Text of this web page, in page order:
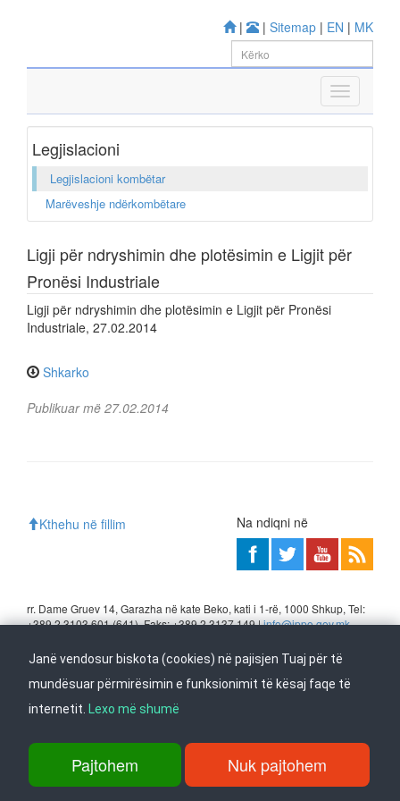
| | Sitemap | EN | MK
Legjislacioni
Legjislacioni kombëtar
Marëveshje ndërkombëtare
Ligji për ndryshimin dhe plotësimin e Ligjit për
Pronësi Industriale
Ligji për ndryshimin dhe plotësimin e Ligjit për Pronësi
Industriale, 27.02.2014
Shkarko
Publikuar më 27.02.2014
Kthehu në fillim Na ndiqni në
rr. Dame Gruev 14, Garazha në kate Beko, kati i 1-rë, 1000 Shkup, Tel:
+389 2 3103 601 (641), Faks: +389 2 3137 149 |info@ippo.gov.mk
Janë vendosur biskota (cookies) në pajisjen Tuaj për të
mundësuar përmirësimin e funksionimit të kësaj faqe të
internetit. Lexo më shumë
Pajtohem Nuk pajtohem